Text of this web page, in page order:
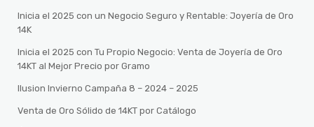
Inicia el 2025 con un Negocio Seguro y Rentable: Joyería de Oro
14K
Inicia el 2025 con Tu Propio Negocio: Venta de Joyería de Oro
14KT al Mejor Precio por Gramo
Ilusion Invierno Campaña 8 – 2024 – 2025
Venta de Oro Sólido de 14KT por Catálogo